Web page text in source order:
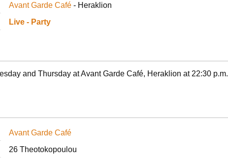
Avant Garde Café - Heraklion
Live - Party
and Thursday at Avant Garde Café, Heraklion at 22:30 p.m.
Avant Garde Café
26 Theotokopoulou